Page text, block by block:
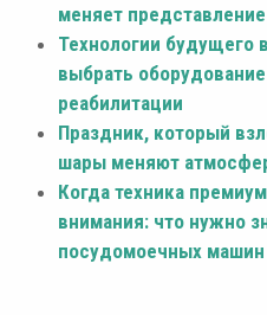
меняет
Технологии будущего
выбрать
реабилитации
Праздник, который
шары меняют
Когда техника
внимания: что нужно
посудомоечных машин